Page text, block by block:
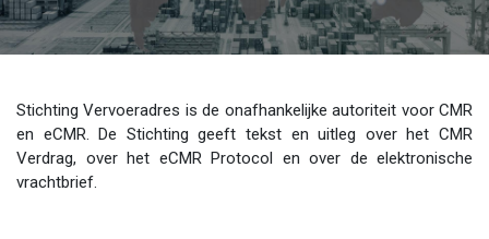
Stichting Vervoeradres is de onafhankelijke autoriteit voor CMR
en eCMR. De Stichting geeft tekst en uitleg over het CMR
Verdrag, over het eCMR Protocol en over de elektronische
vrachtbrief.